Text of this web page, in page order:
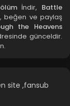
10.Bölüm
4.Sezon 10.Bölüm -
9.Bölüm
8.Bölüm
İndir, Battle
beğen ve paylaş
the Heavens
günceldir.
site ,fansub